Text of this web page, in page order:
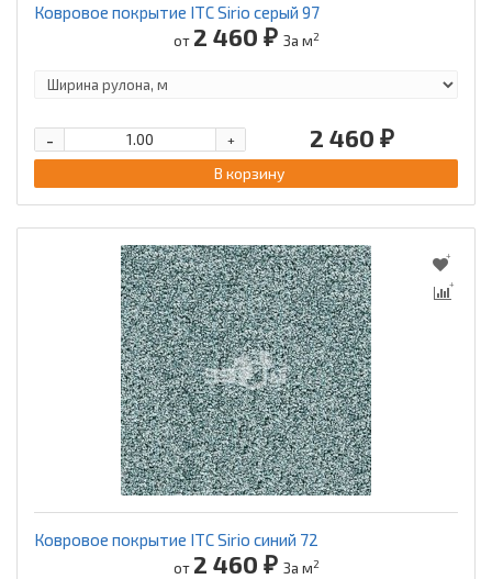
Ковровое покрытие ITC Sirio серый 97
от 2 460 ₽ За м2
2 460 ₽
+
-
В корзину
Ковровое покрытие ITC Sirio синий 72
от 2 460 ₽ За м2